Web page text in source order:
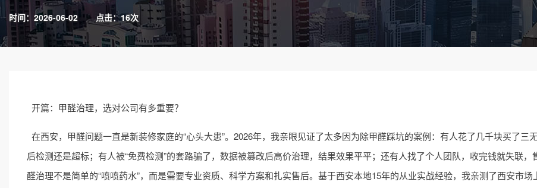
时间：2026-06-02 点击：16次
开篇： 甲醛治理，选对公司有多重要？
在西安，甲醛问题一直是新装修家庭的“心头大患”。2026年，我亲眼见证了太多因为除甲醛踩坑的案例：有人花了几千块买了三
后检测还是超标；有人被“免费检测”的套路骗了，数据被篡改后高价治理，结果效果平平；还有人找了个人团队，收完钱就失联，
醛治理不是简单的“喷喷药水”，而是需要专业资质、科学方案和扎实售后。基于西安本地15年的从业实战经验，我亲测了西安市场